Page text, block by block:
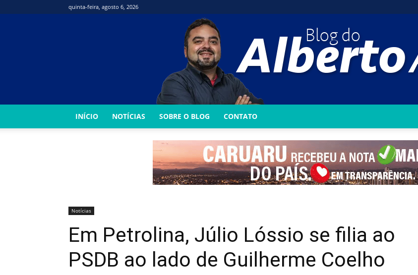
quinta-feira, agosto 6, 2026
Alberto
INÍCIO NOTÍCIAS SOBRE O BLOG CONTATO
Notícias
Em Petrolina, Júlio Lóssio se filia ao
PSDB ao lado de Guilherme Coelho